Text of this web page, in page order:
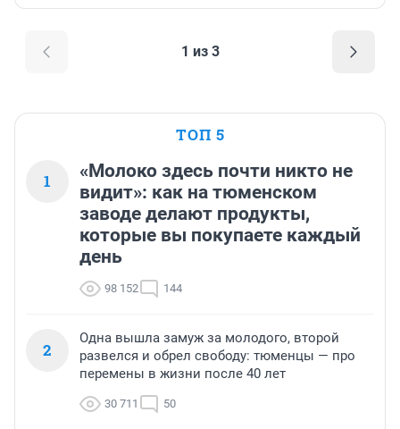
1 из 3
ТОП 5
1
«Молоко здесь почти никто не
видит»: как на тюменском
заводе делают продукты,
которые вы покупаете каждый
день
98 152 144
2
Одна вышла замуж за молодого, второй
развелся и обрел свободу: тюменцы — про
перемены в жизни после 40 лет
30 711 50